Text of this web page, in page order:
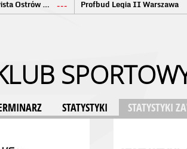
Sokół Grupa Avista Ostrów Maz. ---
Profbud Legia II Warszawa
STATYSTYKI STATYSTYKI